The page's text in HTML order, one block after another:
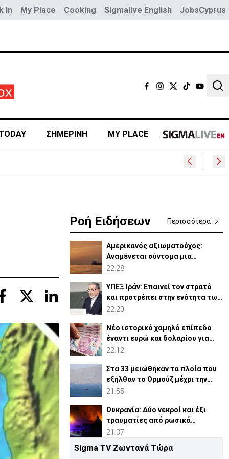
In My Place Cooking Sigmalive English JobsCyprus
ΣΗΜΕΡΙΝΗ MY PLACE
Ροή Ειδήσεων Περισσότερα
Αμερικανός αξιωματούχος:
Αναμένεται σύντομα μια
συμφωνία για Ορμούζ
22:28
ΥΠΕΞ Ιράν: Επαινεί τον στρατό
και προτρέπει στην ενότητα των
μουσουλμάνων
22:20
Νέο ιστορικό χαμηλό επίπεδο
έναντι ευρώ και δολαρίου για
τουρκική λίρα
22:12
Στα 33 μειώθηκαν τα πλοία που
εξήλθαν το Ορμούζ μέχρι την
Πέμπτη
21:55
Ουκρανία: Δύο νεκροί και έξι
τραυματίες από ρωσικά
πλήγματα
21:37
ΗΠΑ: Η Γερουσία ενέκρινε νέες
Sigma TV Ζωντανά Τώρα